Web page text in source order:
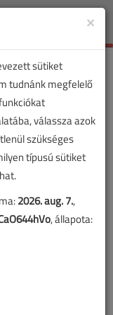
Toggle
×
sütiket
tudnánk megfelelő
válassza azok
szükséges
típusú sütiket
2026. aug. 7.,
, állapota: